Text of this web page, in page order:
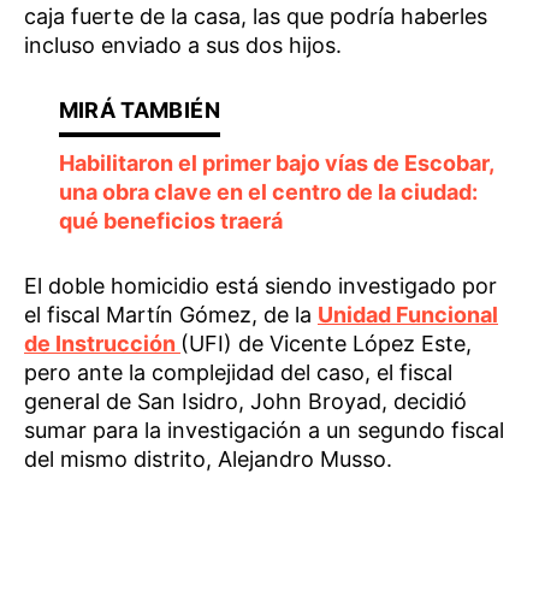
caja fuerte de la casa, las que podría haberles
incluso enviado a sus dos hijos.
Habilitaron el primer bajo vías de Escobar,
una obra clave en el centro de la ciudad:
qué beneficios traerá
El doble homicidio está siendo investigado por
el fiscal Martín Gómez, de la Unidad Funcional
de Instrucción (UFI) de Vicente López Este,
pero ante la complejidad del caso, el fiscal
general de San Isidro, John Broyad, decidió
sumar para la investigación a un segundo fiscal
del mismo distrito, Alejandro Musso.